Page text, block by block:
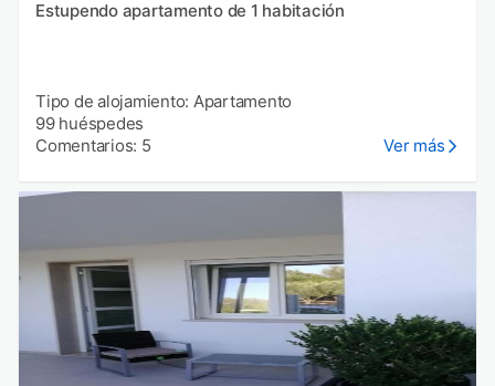
Estupendo apartamento de 1 habitación
Tipo de alojamiento: Apartamento
99 huéspedes
Comentarios: 5
Ver más